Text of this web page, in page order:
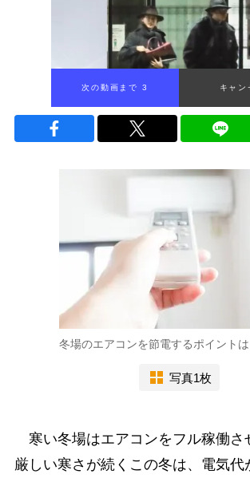
次の動画まで 2 キャン
冬場のエアコンを節電するポイントは
写真1枚
寒い冬場はエアコンをフル稼働さ
厳しい寒さが続くこの冬は、電気代